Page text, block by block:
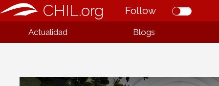
CHIL.org Follow
Actualidad Blogs